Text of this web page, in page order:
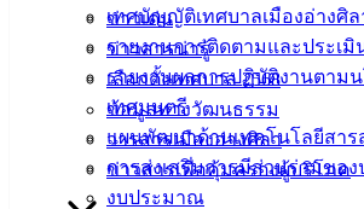
เทศบัญญัติเทศบาลเมืองอ่างศิล
รายงานการติดตามและประเมิ
รายงานผลการปฏิบัติงานตาม
เทศมนตรี
แผนพัฒนาด้านเทคโนโลยีสาร
การส่งเสริมการมีส่วนร่วมขอ
งบประมาณ
ข่าวเด่น
ข่าวสารน่ารู้
เลือกตั้งเทศบาล 2568
ข้อมูลทางวัฒนธรรม
วารสารเมืองอ่างศิลา
ข่าวสารเพื่อคุ้มครองผู้บริโภค
142-100-104
บริการ
ประชาชน